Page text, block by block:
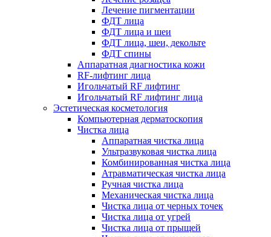
Лечение пигментации
ФДТ лица
ФДТ лица и шеи
ФДТ лица, шеи, декольте
ФДТ спины
Аппаратная диагностика кожи
RF-лифтинг лица
Игольчатый RF лифтинг
Игольчатый RF лифтинг лица
Эстетическая косметология
Компьютерная дерматоскопия
Чистка лица
Аппаратная чистка лица
Ультразвуковая чистка лица
Комбинированная чистка лица
Атравматическая чистка лица
Ручная чистка лица
Механическая чистка лица
Чистка лица от черных точек
Чистка лица от угрей
Чистка лица от прыщей